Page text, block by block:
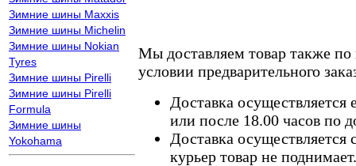
Зимние шины Maxxis
Зимние шины Michelin
Зимние шины Nokian
Tyres
Зимние шины Pirelli
Зимние шины Pirelli
Formula
Зимние шины
Yokohama
Мы доставляем товар также
условии предварительного
Доставка осуществляется
или после 18.00 часов по
Доставка осуществляется
курьер товар не поднимает.